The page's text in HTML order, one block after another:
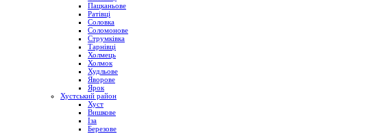
Пацканьове
Ратівці
Соловка
Соломонове
Струмківка
Тарнівці
Холмець
Холмок
Худльове
Яворове
Ярок
Хустський район
Хуст
Вишкове
Іза
Березове